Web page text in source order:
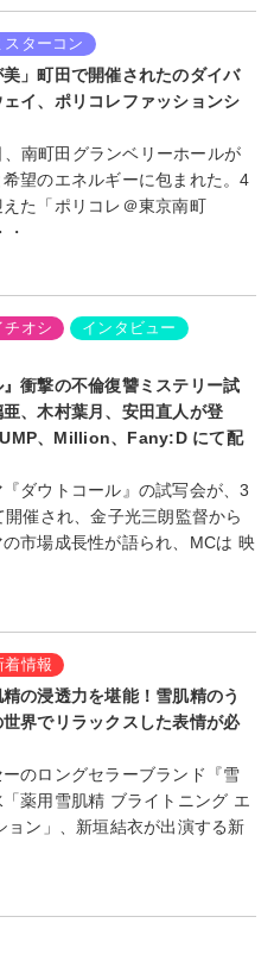
スターコン
美」町田で開催されたのダイバ
イ、ポリコレファッションシ
南町田グランベリーホールが
望のエネルギーに包まれた。4
た「ポリコレ＠東京南町
・
チオシ
インタビュー
』衝撃の不倫復讐ミステリー試
、木村葉月、安田直人が登
、Million、Fany:D にて配
ダウトコール』の試写会が、3
開催され、金子光三朗監督から
市場成長性が語られ、MCは 映
着情報
の浸透力を堪能！雪肌精のう
界でリラックスした表情が必
のロングセラーブランド『雪
薬用雪肌精 ブライトニング エ
ョン」、新垣結衣が出演する新